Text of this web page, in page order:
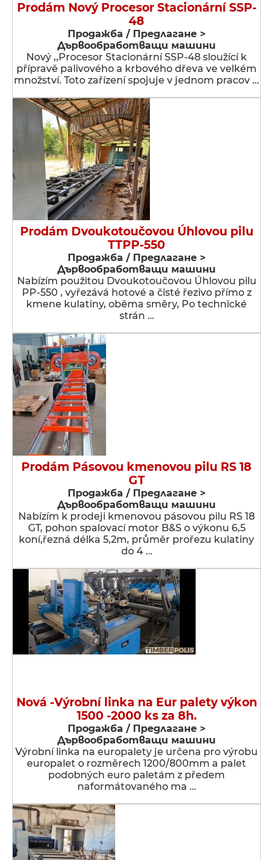
Prodám Nový Procesor Stacionární SSP-
48
Продажба / Предлагане >
Дървообработващи машини
Nový ,,Procesor Stacionární SSP-48 sloužící k
přípravě palivového a krbového dřeva ve velkém
množství. Toto zařízení spojuje v jednom pracov …
Prodám Dvoukotoučovou Úhlovou pilu
TTPP-550
Продажба / Предлагане >
Дървообработващи машини
Nabízím použitou Dvoukotoučovou Úhlovou pilu
PP-550 , vyřezává hotové a čisté řezivo přímo z
kmene kulatiny, oběma směry, Po technické
strán …
Prodám Pásovou kmenovou pilu RS 18
GT
Продажба / Предлагане >
Дървообработващи машини
Nabízím k prodeji kmenovou pásovou pilu RS 18
GT, pohon spalovací motor B&S o výkonu 6,5
koní,řezná délka 5,2m, průměr prořezu kulatiny
do 4 …
Nová -Výrobní linka na Eur palety výkon
1500 -2000 ks za 8h.
Продажба / Предлагане >
Дървообработващи машини
Výrobní linka na europalety je určena pro výrobu
europalet o rozměrech 1200/800mm a palet
podobných euro paletám z předem
naformátovaného ma …